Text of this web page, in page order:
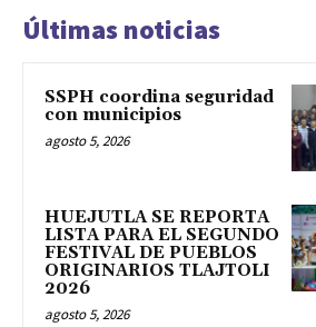
Últimas noticias
SSPH coordina seguridad
con municipios
agosto 5, 2026
HUEJUTLA SE REPORTA
LISTA PARA EL SEGUNDO
FESTIVAL DE PUEBLOS
ORIGINARIOS TLAJTOLI
2026
agosto 5, 2026